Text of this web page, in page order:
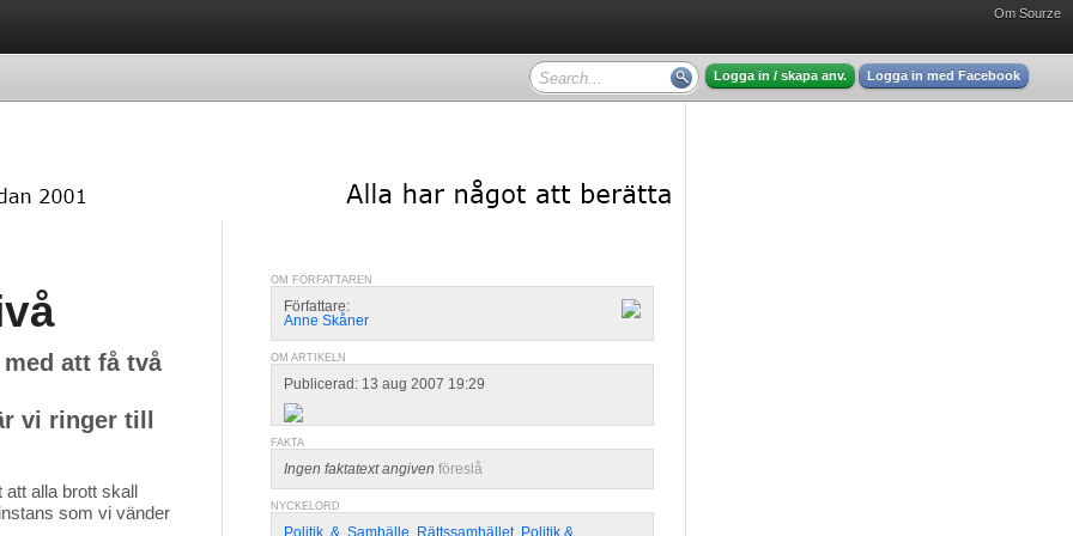
Om Sourze
Logga in / skapa anv. Logga in med Facebook
att få två
vi ringer till
alla brott skall
som vi vänder
OM FÖRFATTAREN
Författare:
Anne Skåner
OM ARTIKELN
Publicerad: 13 aug 2007 19:29
FAKTA
Ingen faktatext angiven föreslå
NYCKELORD
Politik & Samhälle Rättssamhället, Politik &